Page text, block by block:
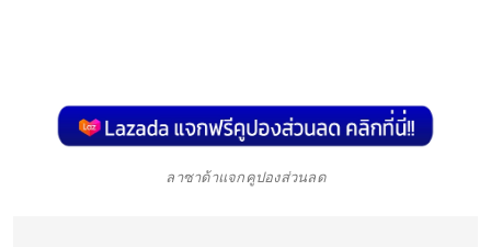
ลาซาด้าแจกคูปองส่วนลด